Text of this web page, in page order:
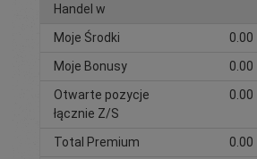
Handel w
Moje Środki
0.00
Moje Bonusy
0.00
Otwarte pozycje
łącznie Z/S
0.00
Total Premium 0.00